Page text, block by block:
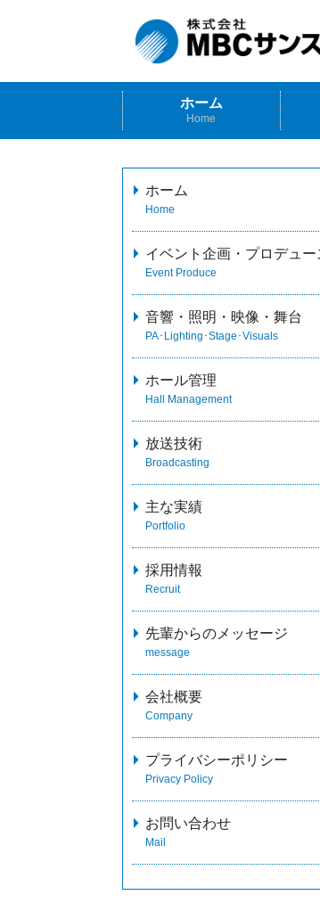
ホーム
Home
ホーム
Home
イベント企画・プロデュー
Event Produce
音響・照明・映像・舞台
PA･Lighting･Stage･Visuals
ホール管理
Hall Management
放送技術
Broadcasting
主な実績
Portfolio
採用情報
Recruit
先輩からのメッセージ
message
会社概要
Company
プライバシーポリシー
Privacy Policy
お問い合わせ
Mail